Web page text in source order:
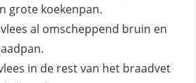
grote koekenpan.
al omscheppend bruin en
in de rest van het braadvet